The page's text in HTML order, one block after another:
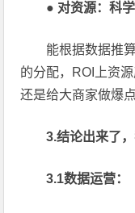
● 对资源：科
能根据数据推
的分配，ROI上资
还是给大商家做爆点
3.结论出来了
3.1数据运营：